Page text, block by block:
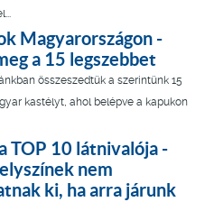
Magyarországon -
a 15 legszebbet
összeszedtük a szerintünk 15
kastélyt, ahol belépve a kapukon
TOP 10 látnivalója -
nem
ki, ha arra járunk